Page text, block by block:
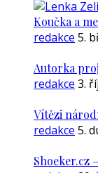
Koučka a
redakce 5.
Autorka
redakce 3.
Vítězi
redakce 5.
Shoeker.cz